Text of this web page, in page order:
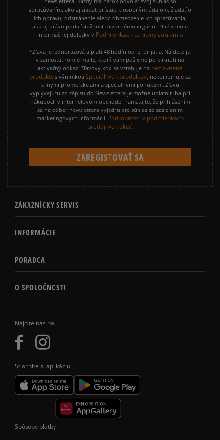
Nájdite nás na
Stiahnite si aplikáciu
spracúvaním, ako aj žiadať prístup k osobným údajom, žiadať o
ich opravu, odstránenie alebo obmedzenie ich spracúvania,
ako aj právo podať sťažnosť dozornému orgánu. Plné znenie
informačnej doložky v Podmienkach ochrany súkromia
*Zľava je jednorazová a platí 48 hodín od jej prijatia. Nájdete ju
v samostatnom e-maile, ktorý vám pošleme po kliknutí na
aktivačný odkaz. Zľavový kód sa vzťahuje na nezľavnené
produkty s výnimkou špeciálnych produktov, nekombinuje sa
s inými promo akciami a špeciálnymi ponukami. Zľavu
vyplývajúcu zo zápisu do Newslettera je možné uplatniť iba pri
nákupoch v internetovom obchode. Pamätajte, že prihlásením
sa na odber newslettera vyjadrujete súhlas so zasielaním
marketingových informácií. Podrobnosti v podmienkach
predajných akcií.
ZÁKAZNÍCKY SERVIS
INFORMÁCIE
PORADCA
O SPOLOČNOSTI
Spôsoby platby